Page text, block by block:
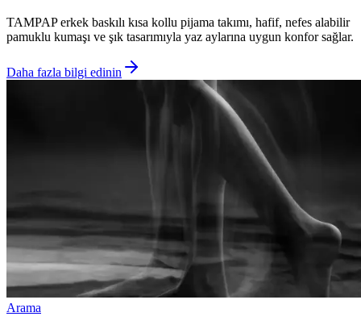
TAMPAP erkek baskılı kısa kollu pijama takımı, hafif, nefes alabilir
pamuklu kumaşı ve şık tasarımıyla yaz aylarına uygun konfor sağlar.
Daha fazla bilgi edinin
Arama